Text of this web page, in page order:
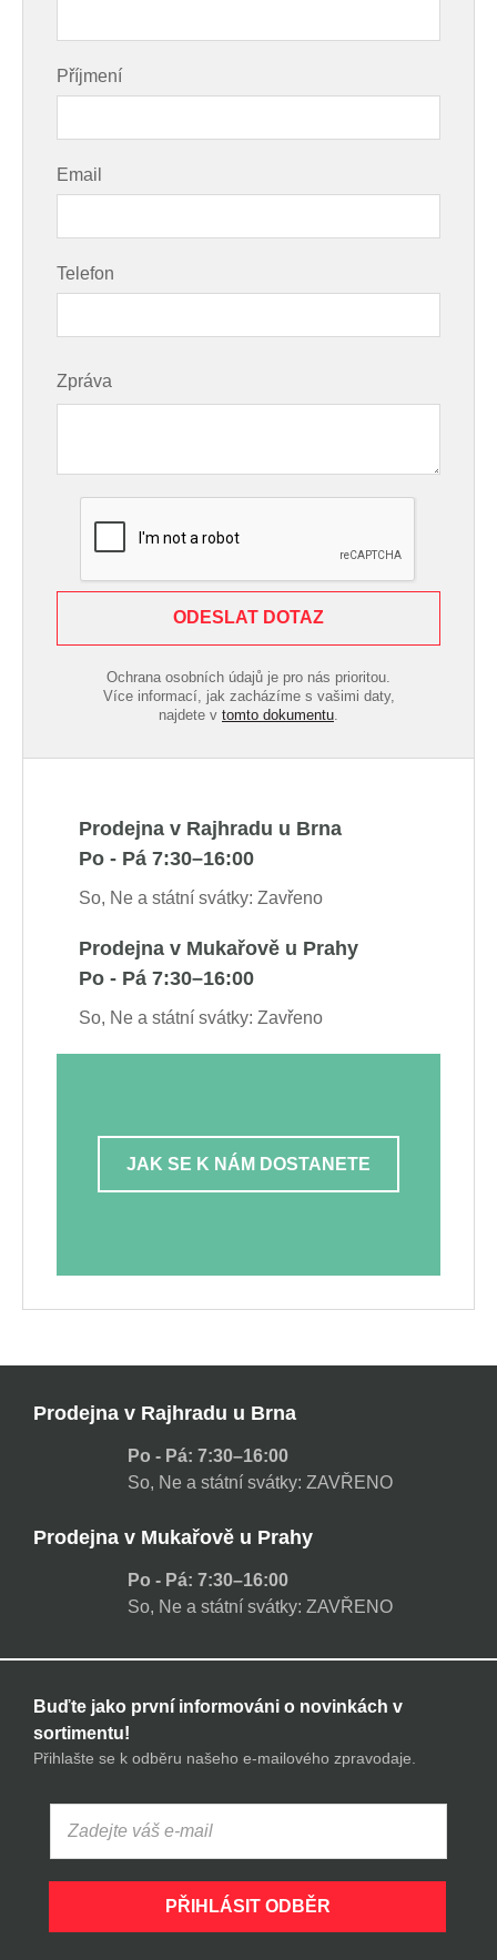
Příjmení
Email
Telefon
Zpráva
ODESLAT DOTAZ
Ochrana osobních údajů je pro nás prioritou.
Více informací, jak zacházíme s vašimi daty,
najdete v tomto dokumentu
Prodejna v Rajhradu u Brna
Po - Pá 7:30–16:00
So, Ne a státní svátky: Zavřeno
Prodejna v Mukařově u Prahy
Po - Pá 7:30–16:00
So, Ne a státní svátky: Zavřeno
JAK SE K NÁM DOSTANETE
Prodejna v Rajhradu u Brna
Po - Pá: 7:30–16:00
So, Ne a státní svátky: ZAVŘENO
Prodejna v Mukařově u Prahy
Po - Pá: 7:30–16:00
So, Ne a státní svátky: ZAVŘENO
Buďte jako první informováni o novinkách v
sortimentu!
Přihlašte se k odběru našeho e-mailového zpravodaje.
PŘIHLÁSIT ODBĚR